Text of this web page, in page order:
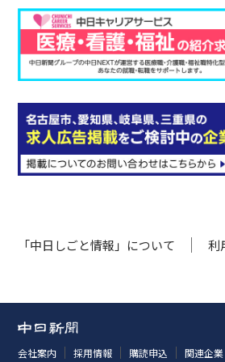
「中日しごと情報」について 利
会社案内 採用情報 購読申込 関連企業